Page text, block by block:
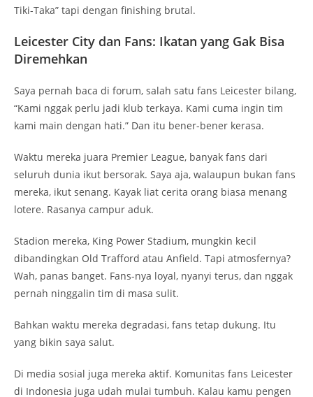
Tiki-Taka” tapi dengan finishing brutal.
Leicester City dan Fans: Ikatan yang Gak Bisa
Diremehkan
Saya pernah baca di forum, salah satu fans Leicester bilang,
“Kami nggak perlu jadi klub terkaya. Kami cuma ingin tim
kami main dengan hati.” Dan itu bener-bener kerasa.
Waktu mereka juara Premier League, banyak fans dari
seluruh dunia ikut bersorak. Saya aja, walaupun bukan fans
mereka, ikut senang. Kayak liat cerita orang biasa menang
lotere. Rasanya campur aduk.
Stadion mereka, King Power Stadium, mungkin kecil
dibandingkan Old Trafford atau Anfield. Tapi atmosfernya?
Wah, panas banget. Fans-nya loyal, nyanyi terus, dan nggak
pernah ninggalin tim di masa sulit.
Bahkan waktu mereka degradasi, fans tetap dukung. Itu
yang bikin saya salut.
Di media sosial juga mereka aktif. Komunitas fans Leicester
di Indonesia juga udah mulai tumbuh. Kalau kamu pengen